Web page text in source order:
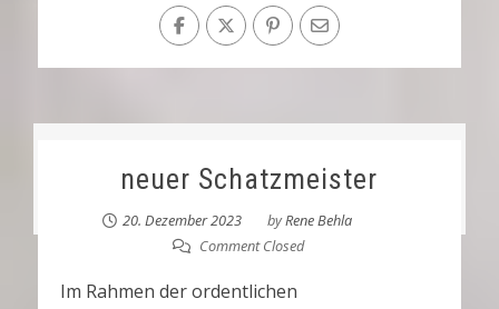
neuer Schatzmeister
20. Dezember 2023 byRene Behla
Comment Closed
Im Rahmen der ordentlichen